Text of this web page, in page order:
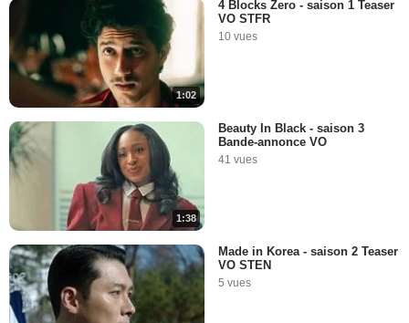
1:02
4 Blocks Zero - saison 1 Teaser
VO STFR
10 vues
1:38
Beauty In Black - saison 3
Bande-annonce VO
41 vues
Made in Korea - saison 2 Teaser
VO STEN
5 vues